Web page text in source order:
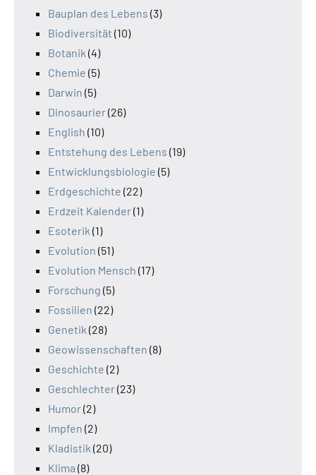
Bauplan des Lebens (3)
Biodiversität (10)
Botanik (4)
Chemie (5)
Darwin (5)
Dinosaurier(26)
English (10)
Entstehung des Lebens (19)
Entwicklungsbiologie (5)
Erdgeschichte (22)
Erdzeit Kalender(1)
Esoterik (1)
Evolution (51)
Evolution Mensch (17)
Forschung (5)
Fossilien (22)
Genetik (28)
Geowissenschaften (8)
Geschichte (2)
Geschlechter(23)
Humor(2)
Impfen (2)
Kladistik (20)
Klima (8)